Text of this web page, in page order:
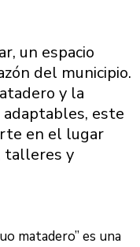
un espacio
del municipio.
y la
este
en el lugar
talleres y
matadero” es una